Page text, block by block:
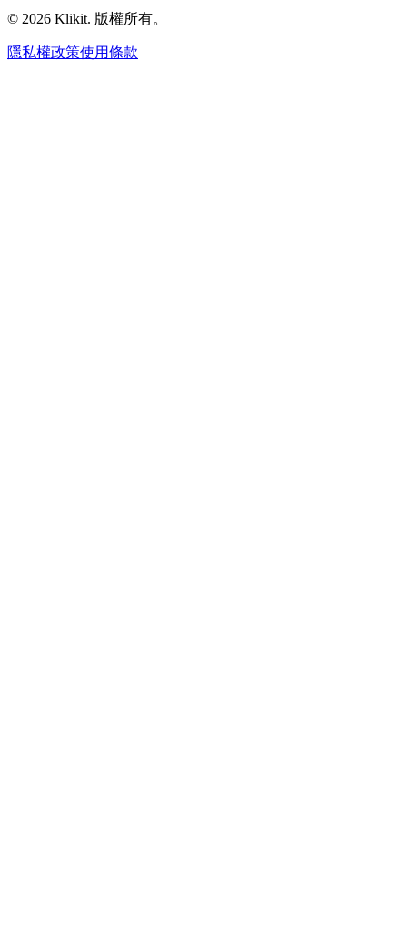
© 2026 Klikit. 版權所有。
隱私權政策使用條款